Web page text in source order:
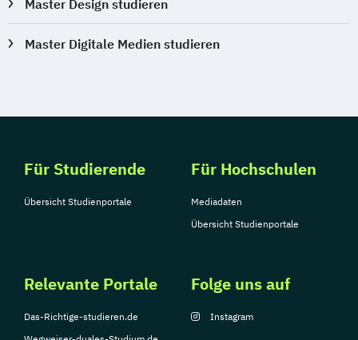
Master Design studieren
Master Digitale Medien studieren
Für Studierende
Übersicht Studienportale
Für Hochschulen
Mediadaten
Übersicht Studienportale
Relevante Portale
Das-Richtige-studieren.de
Folge uns auf
Instagram